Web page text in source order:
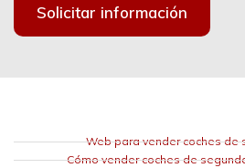
Solicitar información
Web para vender coches de
Cómo vender coches de